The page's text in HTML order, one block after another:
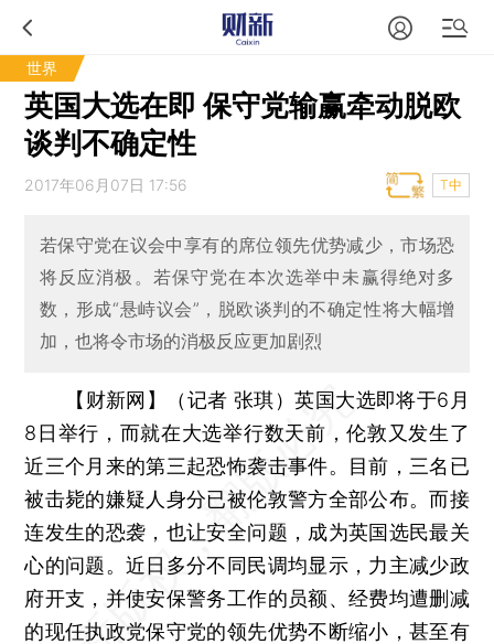
世界
英国大选在即 保守党输赢牵动脱欧
谈判不确定性
2017年06月07日 17:56 T中
若保守党在议会中享有的席位领先优势减少，市场恐
将反应消极。若保守党在本次选举中未赢得绝对多
数，形成“悬峙议会”，脱欧谈判的不确定性将大幅增
加，也将令市场的消极反应更加剧烈
【财新网】（记者 张琪）英国大选即将于6月
8日举行，而就在大选举行数天前，伦敦又发生了
近三个月来的第三起恐怖袭击事件。目前，三名已
被击毙的嫌疑人身分已被伦敦警方全部公布。而接
连发生的恐袭，也让安全问题，成为英国选民最关
心的问题。近日多分不同民调均显示，力主减少政
府开支，并使安保警务工作的员额、经费均遭删减
的现任执政党保守党的领先优势不断缩小，甚至有